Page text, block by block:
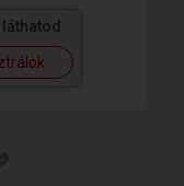
láthatod